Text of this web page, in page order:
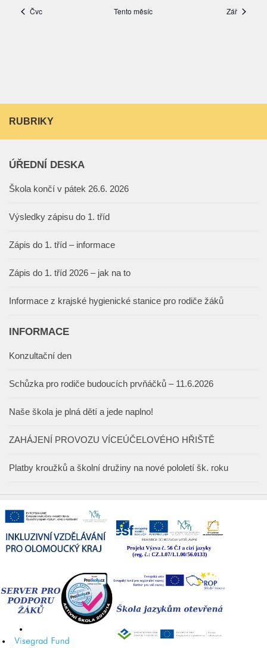
RUBRIKY
ÚŘEDNÍ DESKA
Škola končí v pátek 26.6. 2026
Výsledky zápisu do 1. tříd
Zápis do 1. tříd – informace
Zápis do 1. tříd 2026 – jak na to
Informace z krajské hygienické stanice pro rodiče žáků
INFORMACE
Konzultační den
Schůzka pro rodiče budoucích prvňáčků – 11.6.2026
Naše škola je plná dětí a jede naplno!
ZAHÁJENÍ PROVOZU VÍCEÚČELOVÉHO HŘIŠTĚ
Platby kroužků a školní družiny na nové pololetí šk. roku